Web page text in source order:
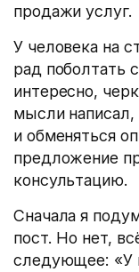
продажи услуг.
У человека на
рад поболтать
интересно,
мысли
и обменяться
предложение
консультацию.
Сначала я
пост. Но нет,
следующее: «У